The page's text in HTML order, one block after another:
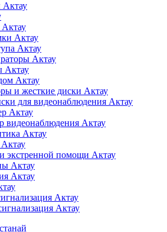
Актау
Актау
Актау
Актау
Актау
Актау
и жесткие диски Актау
для видеонаблюдения Актау
Актау
видеонаблюдения Актау
Актау
экстренной помощи Актау
Актау
Актау
Актау
Актау